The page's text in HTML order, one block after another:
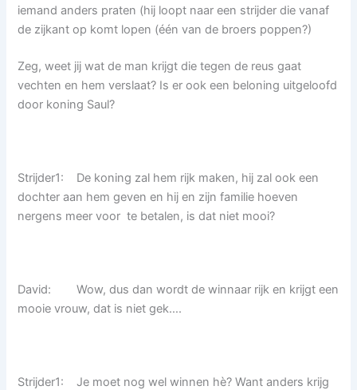
iemand anders praten (hij loopt naar een strijder die vanaf
de zijkant op komt lopen (één van de broers poppen?)
Zeg, weet jij wat de man krijgt die tegen de reus gaat
vechten en hem verslaat? Is er ook een beloning uitgeloofd
door koning Saul?
Strijder1: De koning zal hem rijk maken, hij zal ook een
dochter aan hem geven en hij en zijn familie hoeven
nergens meer voor te betalen, is dat niet mooi?
David: Wow, dus dan wordt de winnaar rijk en krijgt een
mooie vrouw, dat is niet gek….
Strijder1: Je moet nog wel winnen hè? Want anders krijg